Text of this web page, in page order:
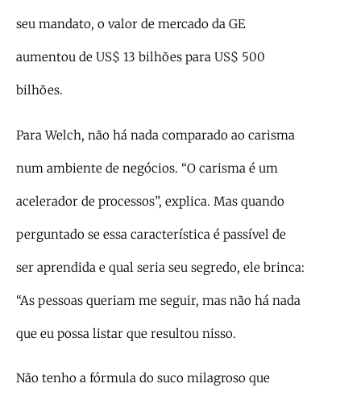
seu mandato, o valor de mercado da GE
aumentou de US$ 13 bilhões para US$ 500
bilhões.
Para Welch, não há nada comparado ao carisma
num ambiente de negócios. “O carisma é um
acelerador de processos”, explica. Mas quando
perguntado se essa característica é passível de
ser aprendida e qual seria seu segredo, ele brinca:
“As pessoas queriam me seguir, mas não há nada
que eu possa listar que resultou nisso.
Não tenho a fórmula do suco milagroso que